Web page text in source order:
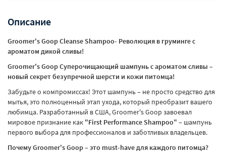
Описание
Groomer's Goop Cleanse Shampoo- Революция в груминге с
ароматом дикой сливы!
Groomer's Goop Суперочищающий шампунь с ароматом сливы –
новый секрет безупречной шерсти и кожи питомца!
Забудьте о компромиссах! Этот шампунь – не просто средство для
мытья, это полноценный этап ухода, который преобразит вашего
любимца. Разработанный в США, Groomer's Goop завоевал
мировое признание как "First Performance Shampoo" – шампунь
первого выбора для профессионалов и заботливых владельцев.
Почему Groomer's Goop – это must-have для каждого питомца?